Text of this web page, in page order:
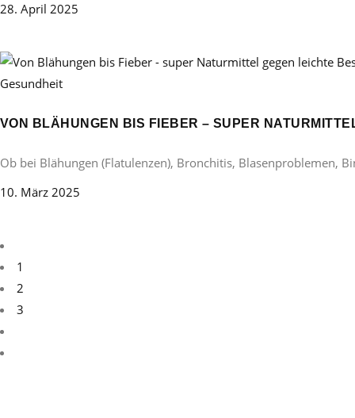
28. April 2025
Gesundheit
VON BLÄHUNGEN BIS FIEBER – SUPER
Ob bei Blähungen (Flatulenzen), Bronchitis, Blasenproblemen,
10. März 2025
1
2
3